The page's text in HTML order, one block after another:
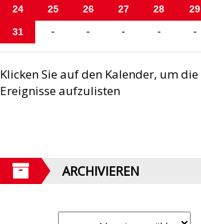
24 25 26 27 28 29
31 - - - - -
Klicken Sie auf den Kalender, um die
Ereignisse aufzulisten
ARCHIVIEREN